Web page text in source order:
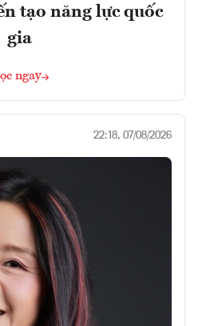
tạo năng lực quốc
gia
ngay
22:18, 07/08/2026